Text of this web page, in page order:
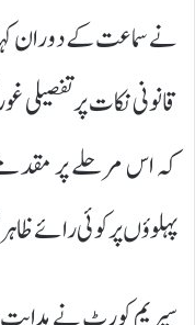
نے سماعت کے دوران
قانونی نکات پر
کہ اس مرحلے پر
پہلوؤں پر کوئی رائے